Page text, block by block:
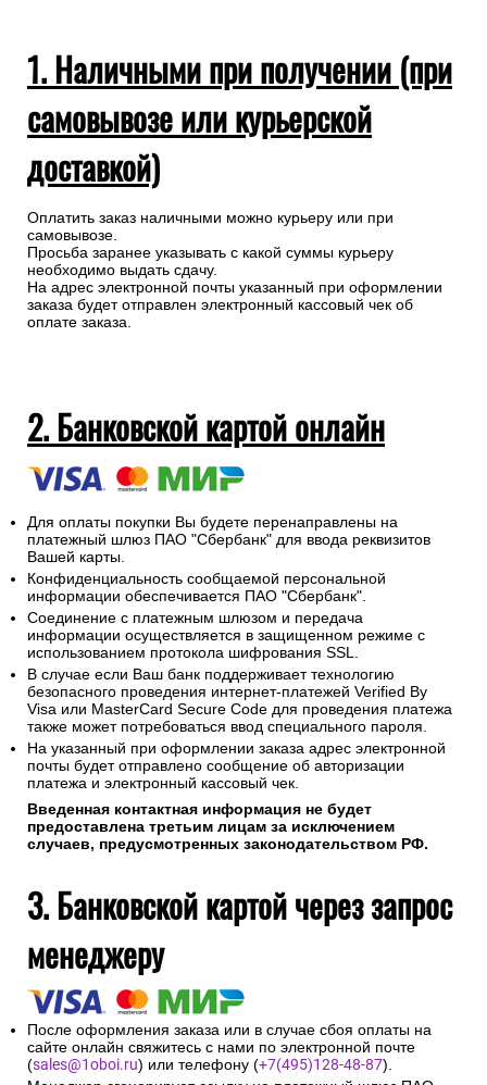
1. Наличными при получении (при
самовывозе или курьерской
доставкой)
Оплатить заказ наличными можно курьеру или при
самовывозе.
Просьба заранее указывать с какой суммы курьеру
необходимо выдать сдачу.
На адрес электронной почты указанный при оформлении
заказа будет отправлен электронный кассовый чек об
оплате заказа.
2. Банковской картой онлайн
Для оплаты покупки Вы будете перенаправлены на
платежный шлюз ПАО "Сбербанк" для ввода реквизитов
Вашей карты.
Конфиденциальность сообщаемой персональной
информации обеспечивается ПАО "Сбербанк".
Соединение с платежным шлюзом и передача
информации осуществляется в защищенном режиме с
использованием протокола шифрования SSL.
В случае если Ваш банк поддерживает технологию
безопасного проведения интернет-платежей Verified By
Visa или MasterCard Secure Code для проведения платежа
также может потребоваться ввод специального пароля.
На указанный при оформлении заказа адрес электронной
почты будет отправлено сообщение об авторизации
платежа и электронный кассовый чек.
Введенная контактная информация не будет
предоставлена третьим лицам за исключением
случаев, предусмотренных законодательством РФ.
3. Банковской картой через запрос
менеджеру
После оформления заказа или в случае сбоя оплаты на
сайте онлайн свяжитесь с нами по электронной почте
(sales@1oboi.ru) или телефону (+7(495)128-48-87).